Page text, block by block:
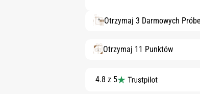
Otrzymaj 3 Darmowych
Otrzymaj 11 Punktów
4.8 z 5